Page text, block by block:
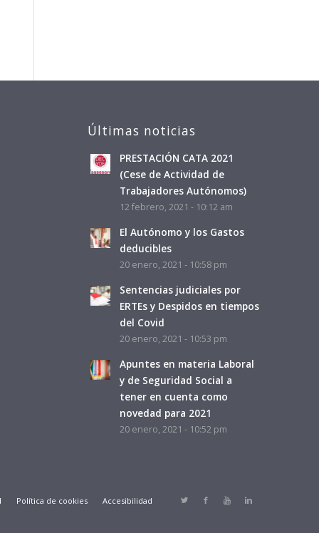
Últimas noticias
PRESTACIÓN CATA 2021
(Cese de Actividad de
Trabajadores Autónomos)
12 febrero, 2021 - 10:12 am
El Autónomo y los Gastos
deducibles
20 enero, 2021 - 10:58 pm
Sentencias judiciales por
ERTEs y Despidos en tiempos
del Covid
20 enero, 2021 - 10:53 pm
Apuntes en materia Laboral
y de Seguridad Social a
tener en cuenta como
novedad para 2021
20 enero, 2021 - 10:52 pm
Política de cookies Accesibilidad